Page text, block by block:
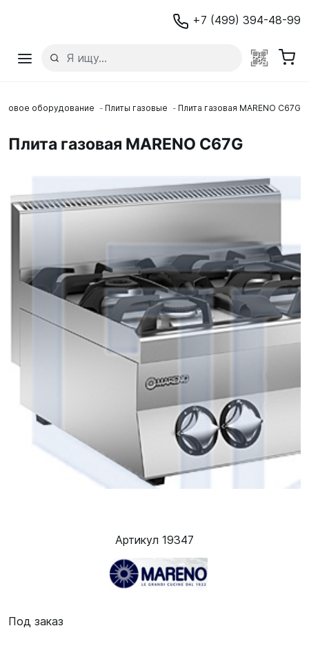
+7 (499) 394-48-99
оборудование Плиты газовые Плита газовая MARENO C67G
Плита газовая MARENO C67G
Артикул 19347
Под заказ